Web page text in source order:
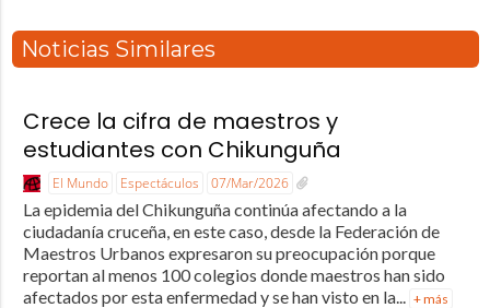
Noticias Similares
Crece la cifra de maestros y
estudiantes con Chikunguña
El Mundo Espectáculos 07/Mar/2026
La epidemia del Chikunguña continúa afectando a la
ciudadanía cruceña, en este caso, desde la Federación de
Maestros Urbanos expresaron su preocupación porque
reportan al menos 100 colegios donde maestros han sido
afectados por esta enfermedad y se han visto en la... + más